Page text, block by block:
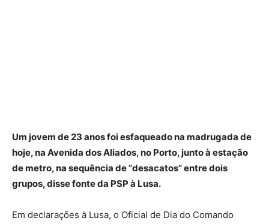
Um jovem de 23 anos foi esfaqueado na madrugada de
hoje, na Avenida dos Aliados, no Porto, junto à estação
de metro, na sequência de “desacatos” entre dois
grupos, disse fonte da PSP à Lusa.
Em declarações à Lusa, o Oficial de Dia do Comando